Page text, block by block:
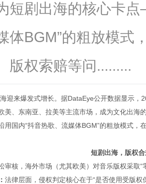
短剧出海的核心卡
体BGM”的粗放模式
版权索赔等问.........
迎来爆发式增长。据DataEye公开数据显示
美、东南亚、拉美等主流市场，成为文化出
国内“抖音热歌、流媒体BGM”的粗放模式，
短剧出海，版权
审核，海外市场（尤其欧美）对音乐版权采取
法律层面，侵权判定核心在于“是否使用受版